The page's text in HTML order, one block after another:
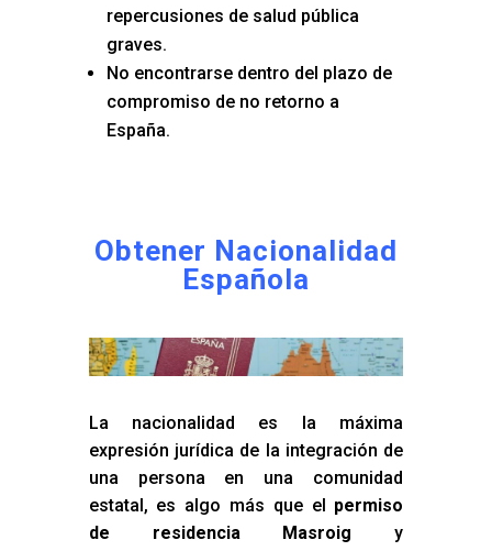
repercusiones de salud pública
graves.
No encontrarse dentro del plazo de
compromiso de no retorno a
España.
Obtener Nacionalidad
Española
La nacionalidad es la máxima
expresión jurídica de la integración de
una persona en una comunidad
estatal, es algo más que el permiso
de residencia Masroig y